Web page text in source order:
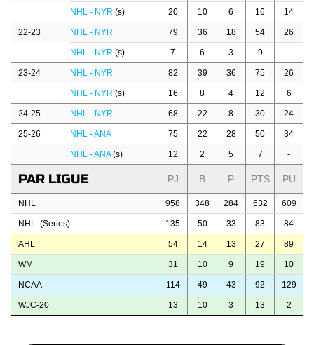
NHL - NYR (s) 20 10 6 16 14
22-23 NHL - NYR 79 36 18 54 26
NHL - NYR (s) 7 6 3 9 -
23-24 NHL - NYR 82 39 36 75 26
NHL - NYR (s) 16 8 4 12 6
24-25 NHL - NYR 68 22 8 30 24
25-26 NHL - ANA 75 22 28 50 34
NHL - ANA(s) 12 2 5 7 -
PAR LIGUE PJ B P PTS PU
NHL 958 348 284 632 609
NHL (Series) 135 50 33 83 84
AHL 54 14 13 27 89
WM 31 10 9 19 10
NCAA 114 49 43 92 129
WJC-20 13 10 3 13 2